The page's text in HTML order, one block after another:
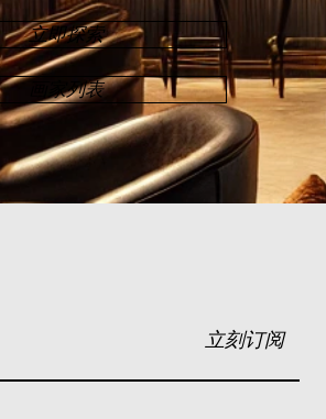
立即探索
画家列表
立刻订阅